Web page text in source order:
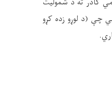
چې (د لوړو زده کړو
.